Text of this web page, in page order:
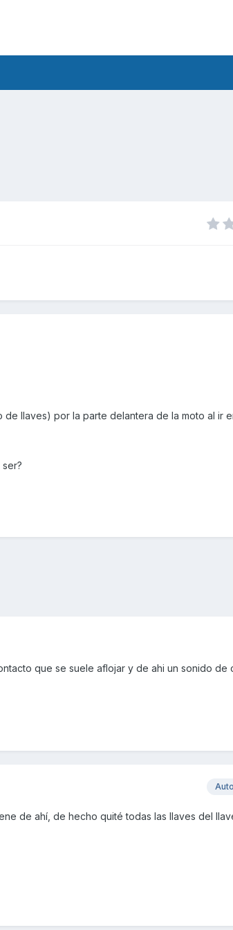
llaves) por la parte delantera de la moto al ir
que se suele aflojar y de ahi un sonido de
de ahí, de hecho quité todas las llaves del